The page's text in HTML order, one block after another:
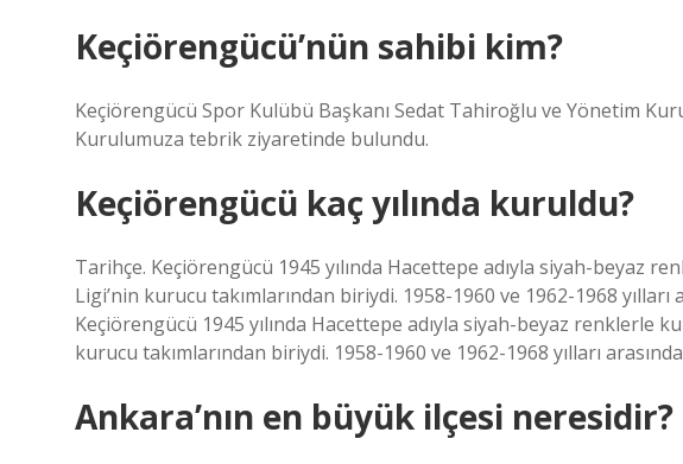
Keçiörengücü’nün sahibi kim?
Keçiörengücü Spor Kulübü Başkanı Sedat Tahiroğlu ve Yönetim
Kurulumuza tebrik ziyaretinde bulundu.
Keçiörengücü kaç yılında kuruldu?
Tarihçe. Keçiörengücü 1945 yılında Hacettepe adıyla siyah-beyaz
Ligi’nin kurucu takımlarından biriydi. 1958-1960 ve 1962-1968 yılları
Keçiörengücü 1945 yılında Hacettepe adıyla siyah-beyaz renklerle
kurucu takımlarından biriydi. 1958-1960 ve 1962-1968 yılları
Ankara’nın en büyük ilçesi neresidir?